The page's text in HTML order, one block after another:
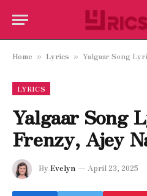
Home » Lyrics » Yalgaar Song
LYRICS
Yalgaar Song
Frenzy, Ajey
By Evelyn April 23, 2025